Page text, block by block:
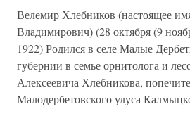
Велемир Хлебников (настоящее
Владимирович) (28 октября (9
1922) Родился в селе Малые
губернии в семье орнитолога и
Алексеевича Хлебникова,
Малодербетовского улуса